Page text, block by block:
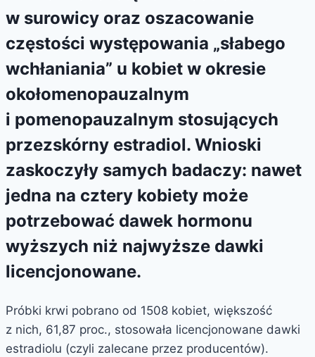
w surowicy oraz oszacowanie
częstości występowania „słabego
wchłaniania” u kobiet w okresie
okołomenopauzalnym
i pomenopauzalnym stosujących
przezskórny estradiol. Wnioski
zaskoczyły samych badaczy: nawet
jedna na cztery kobiety może
potrzebować dawek hormonu
wyższych niż najwyższe dawki
licencjonowane.
Próbki krwi pobrano od 1508 kobiet, większość
z nich, 61,87 proc., stosowała licencjonowane dawki
estradiolu (czyli zalecane przez producentów).